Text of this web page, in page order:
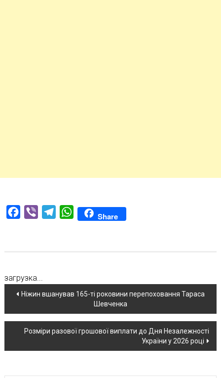
Facebook
Viber TelegramWhatsAppShare
загрузка...
Навігація
по
новині
Ніжин вшанував 165-ті роковини перепоховання Тараса
Шевченка
Розміри разової грошової виплати до Дня Незалежності
України у 2026 році